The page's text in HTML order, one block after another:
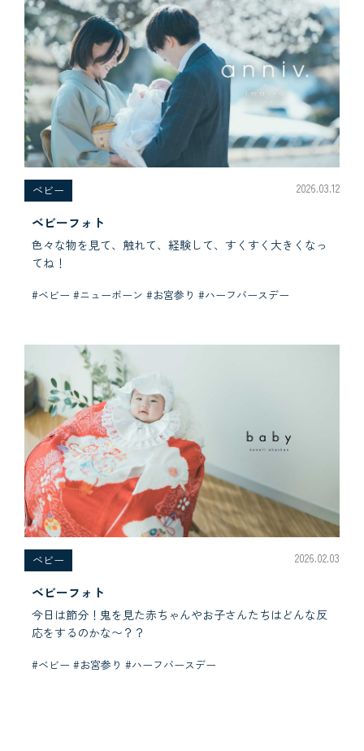
べビー 2026.03.12
ベビーフォト
色々な物を見て、触れて、経験して、すくすく大きくなっ
てね！
#ベビー #ニューボーン #お宮参り #ハーフバースデー
べビー 2026.02.03
ベビーフォト
今日は節分！鬼を見た赤ちゃんやお子さんたちはどんな反
応をするのかな〜？？
#ベビー #お宮参り #ハーフバースデー